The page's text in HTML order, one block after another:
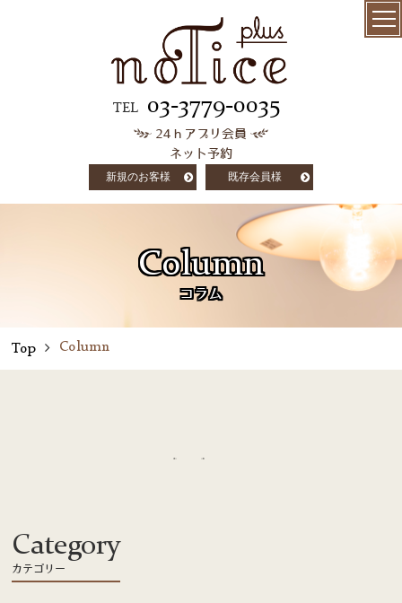
TEL 03-3779-0035
24ｈアプリ会員
ネット予約
新規のお客様 既存会員様
salon info
column
staff
Column
コラム
Top Column
Category
カテゴリー